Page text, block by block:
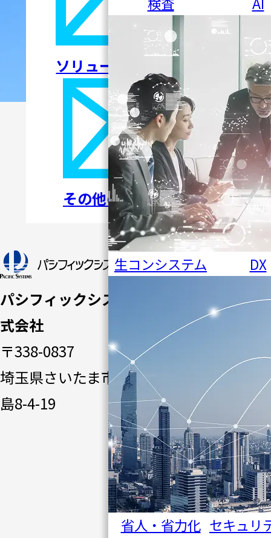
生コンシステム DX
省人・省力化 セキュリ
ソリューションについて
その他のお問い合わせ
パシフィックシステム株
式会社
〒338-0837
埼玉県さいたま市桜区田
島8-4-19
トップペ
パシフ
システ
ムの強
み
ソリュ
ーショ
ン一覧
事例・